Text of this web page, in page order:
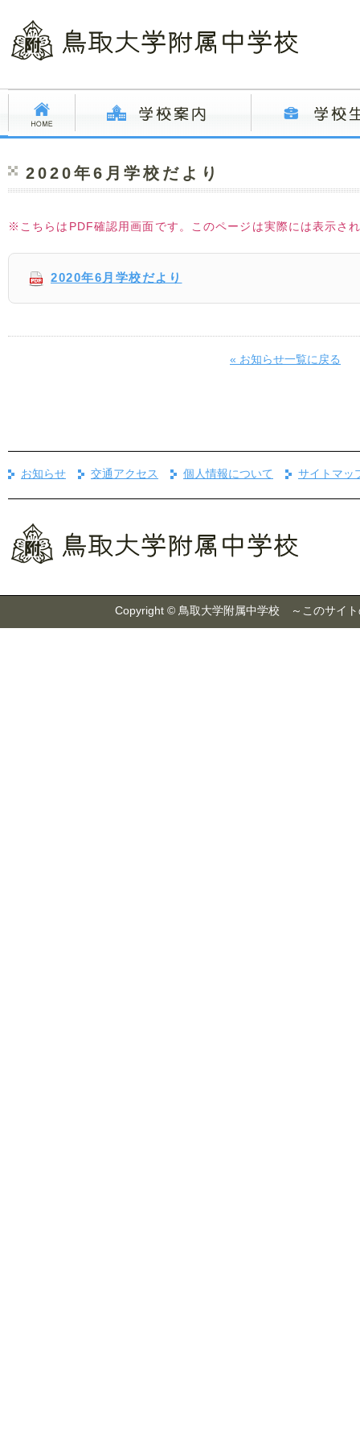
2020年6月学校だより
※こちらはPDF確認用画面です。このページは実際には表示さ
2020年6月学校だより
« お知らせ一覧に戻る
お知らせ 交通アクセス 個人情報について サイトマッ
Copyright © 鳥取大学附属中学校 ～このサイト